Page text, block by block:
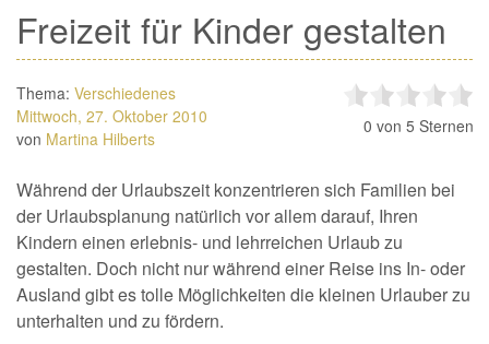
Freizeit für Kinder gestalten
Thema: Verschiedenes
Mittwoch, 27. Oktober 2010
von Martina Hilberts
0 von 5 Sternen
Während der Urlaubszeit konzentrieren sich Familien bei
der Urlaubsplanung natürlich vor allem darauf, Ihren
Kindern einen erlebnis- und lehrreichen Urlaub zu
gestalten. Doch nicht nur während einer Reise ins In- oder
Ausland gibt es tolle Möglichkeiten die kleinen Urlauber zu
unterhalten und zu fördern.